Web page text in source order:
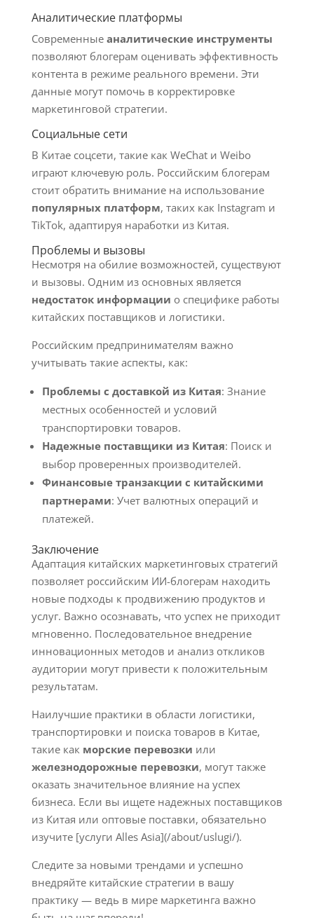
Аналитические платформы
Современные аналитические инструменты
позволяют блогерам оценивать эффективность
контента в режиме реального времени. Эти
данные могут помочь в корректировке
маркетинговой стратегии.
Социальные сети
В Китае соцсети, такие как WeChat и Weibo
играют ключевую роль. Российским блогерам
стоит обратить внимание на использование
популярных платформ, таких как Instagram и
TikTok, адаптируя наработки из Китая.
Проблемы и вызовы
Несмотря на обилие возможностей, существуют
и вызовы. Одним из основных является
недостаток информации о специфике работы
китайских поставщиков и логистики.
Российским предпринимателям важно
учитывать такие аспекты, как:
Проблемы с доставкой из Китая: Знание
местных особенностей и условий
транспортировки товаров.
Надежные поставщики из Китая: Поиск и
выбор проверенных производителей.
Финансовые транзакции с китайскими
партнерами: Учет валютных операций и
платежей.
Заключение
Адаптация китайских маркетинговых стратегий
позволяет российским ИИ-блогерам находить
новые подходы к продвижению продуктов и
услуг. Важно осознавать, что успех не приходит
мгновенно. Последовательное внедрение
инновационных методов и анализ откликов
аудитории могут привести к положительным
результатам.
Наилучшие практики в области логистики,
транспортировки и поиска товаров в Китае,
такие как морские перевозки или
железнодорожные перевозки, могут также
оказать значительное влияние на успех
бизнеса. Если вы ищете надежных поставщиков
из Китая или оптовые поставки, обязательно
изучите [услуги Alles Asia](/about/uslugi/).
Следите за новыми трендами и успешно
внедряйте китайские стратегии в вашу
практику — ведь в мире маркетинга важно